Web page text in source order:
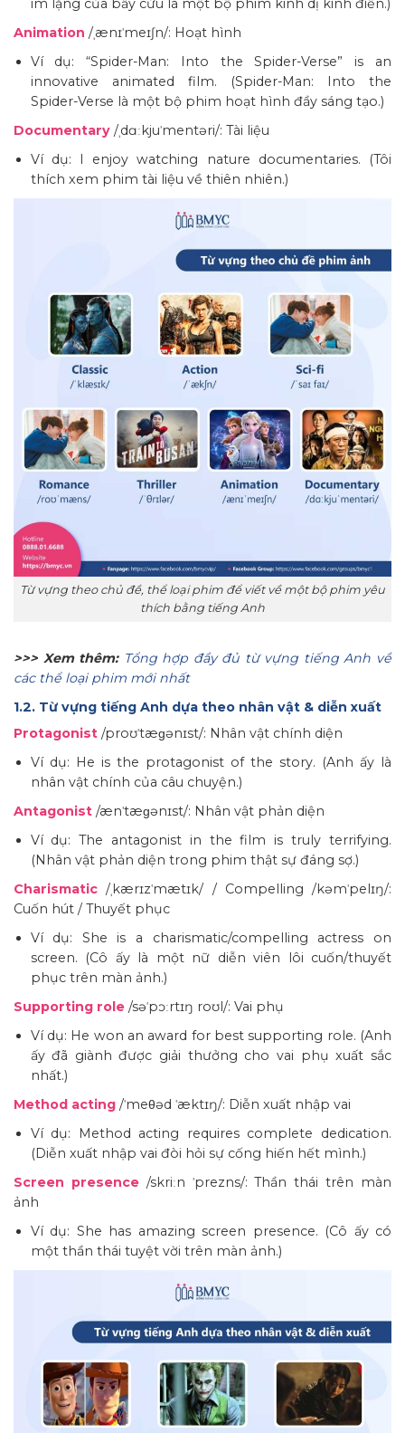
im lặng của bầy cừu là một bộ phim kinh dị kinh điển.)
Animation /ˌænɪˈmeɪʃn/: Hoạt hình
Ví dụ: “Spider-Man: Into the Spider-Verse” is an
innovative animated film. (Spider-Man: Into the
Spider-Verse là một bộ phim hoạt hình đầy sáng tạo.)
Documentary /ˌdɑːkjuˈmentəri/: Tài liệu
Ví dụ: I enjoy watching nature documentaries. (Tôi
thích xem phim tài liệu về thiên nhiên.)
Từ vựng theo chủ đề, thể loại phim để viết về một bộ phim yêu
thích bằng tiếng Anh
>>> Xem thêm: Tổng hợp đầy đủ từ vựng tiếng Anh về
các thể loại phim mới nhất
1.2. Từ vựng tiếng Anh dựa theo nhân vật & diễn xuất
Protagonist /proʊˈtæɡənɪst/: Nhân vật chính diện
Ví dụ: He is the protagonist of the story. (Anh ấy là
nhân vật chính của câu chuyện.)
Antagonist /ænˈtæɡənɪst/: Nhân vật phản diện
Ví dụ: The antagonist in the film is truly terrifying.
(Nhân vật phản diện trong phim thật sự đáng sợ.)
Charismatic /ˌkærɪzˈmætɪk/ / Compelling /kəmˈpelɪŋ/:
Cuốn hút / Thuyết phục
Ví dụ: She is a charismatic/compelling actress on
screen. (Cô ấy là một nữ diễn viên lôi cuốn/thuyết
phục trên màn ảnh.)
Supporting role /səˈpɔːrtɪŋ roʊl/: Vai phụ
Ví dụ: He won an award for best supporting role. (Anh
ấy đã giành được giải thưởng cho vai phụ xuất sắc
nhất.)
Method acting /ˈmeθəd ˈæktɪŋ/: Diễn xuất nhập vai
Ví dụ: Method acting requires complete dedication.
(Diễn xuất nhập vai đòi hỏi sự cống hiến hết mình.)
Screen presence/skriːn ˈprezns/: Thần thái trên màn
ảnh
Ví dụ: She has amazing screen presence. (Cô ấy có
một thần thái tuyệt vời trên màn ảnh.)